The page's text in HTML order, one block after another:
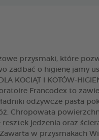
przysmaki, które
zadbać o higienę jamy
KOCIĄT I KOTÓW-
Francodex to
odżywcze pasta
Chropowata
resztek jedzenia oraz
w przysmakach